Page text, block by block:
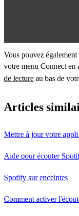
Vous pouvez
votre menu Connect en
de lecture au bas de
Articles
Mettre à jour votre
Aide pour écouter
Spotify sur enceintes
Comment activer